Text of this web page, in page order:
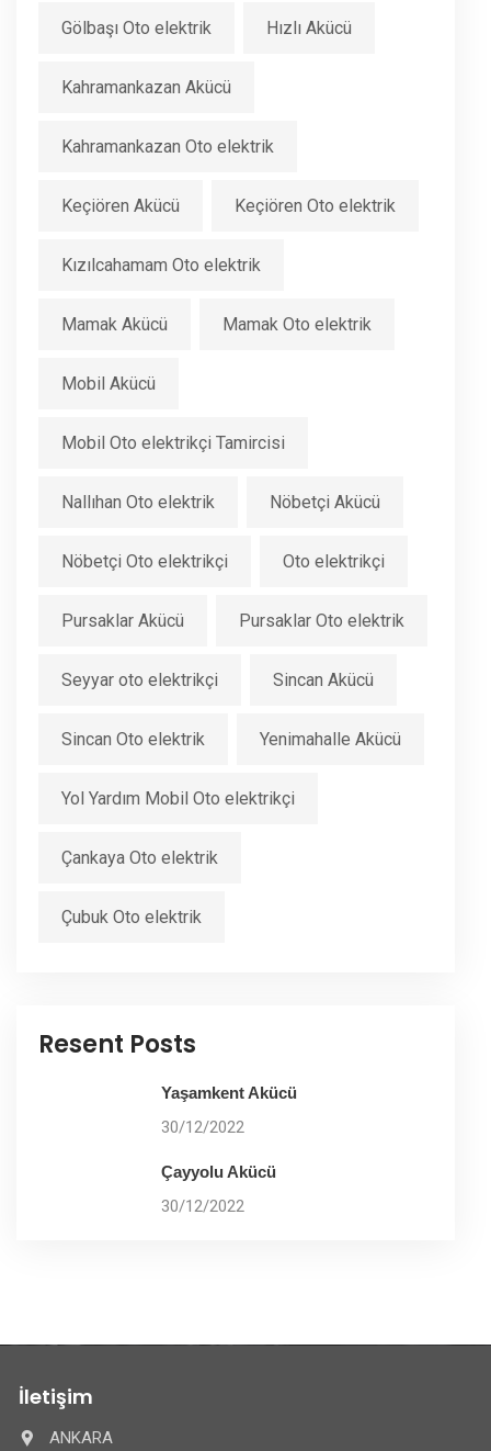
Gölbaşı Oto elektrik Hızlı Akücü
Kahramankazan Akücü
Kahramankazan Oto elektrik
Keçiören Akücü Keçiören Oto elektrik
Kızılcahamam Oto elektrik
Mamak Akücü Mamak Oto elektrik
Mobil Akücü
Mobil Oto elektrikçi Tamircisi
Nallıhan Oto elektrik Nöbetçi Akücü
Nöbetçi Oto elektrikçi Oto elektrikçi
Pursaklar Akücü Pursaklar Oto elektrik
Seyyar oto elektrikçi Sincan Akücü
Sincan Oto elektrik Yenimahalle Akücü
Yol Yardım Mobil Oto elektrikçi
Çankaya Oto elektrik
Çubuk Oto elektrik
Resent Posts
Yaşamkent Akücü
30/12/2022
Çayyolu Akücü
30/12/2022
İletişim
ANKARA